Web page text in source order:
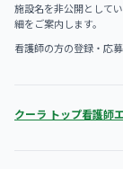
施設名を非公開として
細をご案内します。
看護師の方の登録・応
クーラ トップ看護師